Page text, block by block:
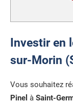
Investir en
sur-Morin
Vous souhaitez
Pinel à Saint-